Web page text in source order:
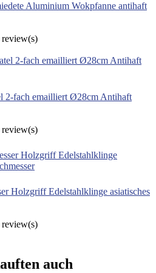
Aluminium Wokpfanne antihaft
review(s)
2-fach emailliert Ø28cm Antihaft
review(s)
Holzgriff Edelstahlklinge asiatisches
review(s)
auch